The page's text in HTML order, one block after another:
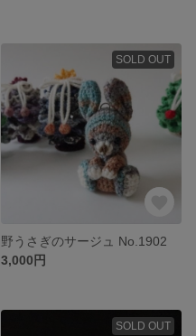
SOLD OUT
野うさぎのサージュ No.1902
3,000円
SOLD OUT